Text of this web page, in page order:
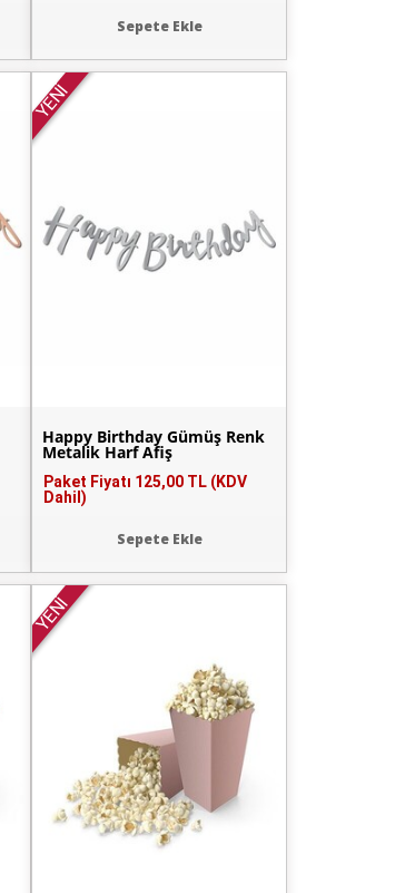
Sepete Ekle
YENİ
Happy Birthday Gümüş Renk
Metalik Harf Afiş
Paket Fiyatı 125,00 TL (KDV
Dahil)
Sepete Ekle
YENİ